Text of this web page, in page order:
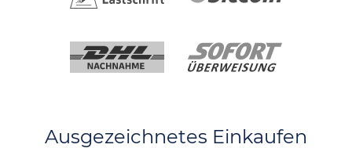
Ausgezeichnetes Einkaufen